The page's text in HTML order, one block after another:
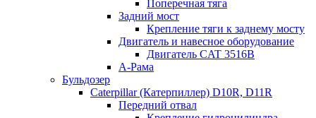
Поперечная тяга
Задний мост
Крепление тяги к заднему мосту
Двигатель и навесное оборудование
Двигатель CAT 3516B
А-Рама
Бульдозер
Caterpillar (Катерпиллер) D10R, D11R
Передний отвал